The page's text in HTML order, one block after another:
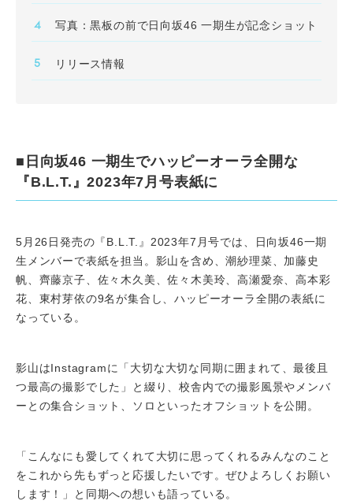
写真：黒板の前で日向坂46 一期生が記念ショット
リリース情報
■日向坂46 一期生でハッピーオーラ全開な
『B.L.T.』2023年7月号表紙に
5月26日発売の『B.L.T.』2023年7月号では、日向坂46一期
生メンバーで表紙を担当。影山を含め、潮紗理菜、加藤史
帆、齊藤京子、佐々木久美、佐々木美玲、高瀬愛奈、高本彩
花、東村芽依の9名が集合し、ハッピーオーラ全開の表紙に
なっている。
影山はInstagramに「大切な大切な同期に囲まれて、最後且
つ最高の撮影でした」と綴り、校舎内での撮影風景やメンバ
ーとの集合ショット、ソロといったオフショットを公開。
「こんなにも愛してくれて大切に思ってくれるみんなのこと
をこれから先もずっと応援したいです。ぜひよろしくお願い
します！」と同期への想いも語っている。